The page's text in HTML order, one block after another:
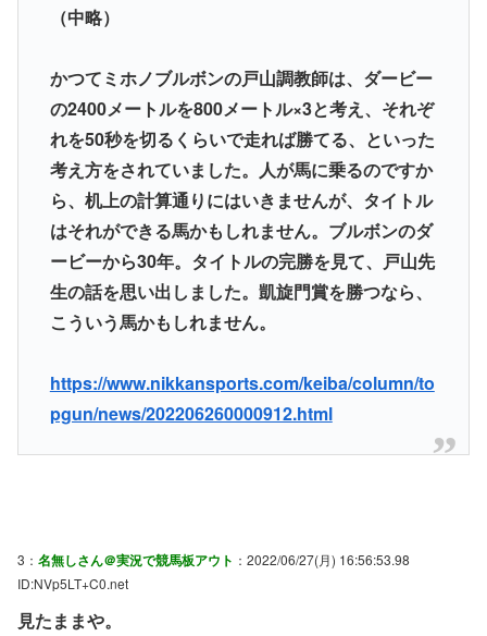
（中略）
かつてミホノブルボンの戸山調教師は、ダービー
の2400メートルを800メートル×3と考え、それぞ
れを50秒を切るくらいで走れば勝てる、といった
考え方をされていました。人が馬に乗るのですか
ら、机上の計算通りにはいきませんが、タイトル
はそれができる馬かもしれません。ブルボンのダ
ービーから30年。タイトルの完勝を見て、戸山先
生の話を思い出しました。凱旋門賞を勝つなら、
こういう馬かもしれません。
https://www.nikkansports.com/keiba/column/to
pgun/news/202206260000912.html
3： 名無しさん＠実況で競馬板アウト ：2022/06/27(月) 16:56:53.98
ID:NVp5LT+C0.net
見たままや。